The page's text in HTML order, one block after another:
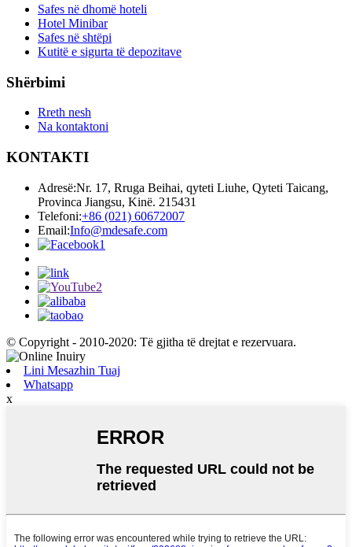
Safes në dhomë hoteli
Hotel Minibar
Safes në shtëpi
Kutitë e sigurta të depozitave
Shërbimi
Rreth nesh
Na kontaktoni
KONTAKTI
Adresë:Nr. 17, Rruga Beihai, qyteti Liuhe, Qyteti Taicang,
Provinca Jiangsu, Kinë. 215431
Telefoni:+86 (021) 60672007
Email:Info@mdesafe.com
© Copyright - 2010-2020: Të gjitha të drejtat e rezervuara.
Lini Mesazhin Tuaj
Whatsapp
x